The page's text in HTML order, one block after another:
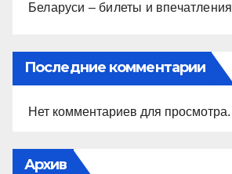
Беларуси – билеты и впечатления
Последние комментарии
Нет комментариев для просмотра.
Архив